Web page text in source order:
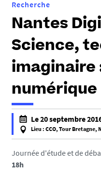
Recherche
Nantes
Science,
imaginaire
numérique
Le 20 septembre
Lieu : CCO, Tour Bretagne,
f
a
l
Journée d'étude et de
18h